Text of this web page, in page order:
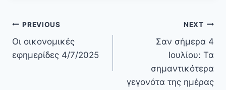
Πλοήγηση
άρθρων
PREVIOUS
Οι οικονομικές
εφημερίδες 4/7/2025
NEXT
Σαν σήμερα 4
Ιουλίου: Τα
σημαντικότερα
γεγονότα της ημέρας